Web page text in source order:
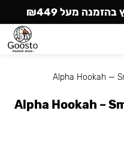
Alpha Hookah —
Alpha Hookah –
מעל ₪449